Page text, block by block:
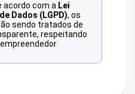
acordo com a Lei
Dados (LGPD), os
sendo tratados de
respeitando